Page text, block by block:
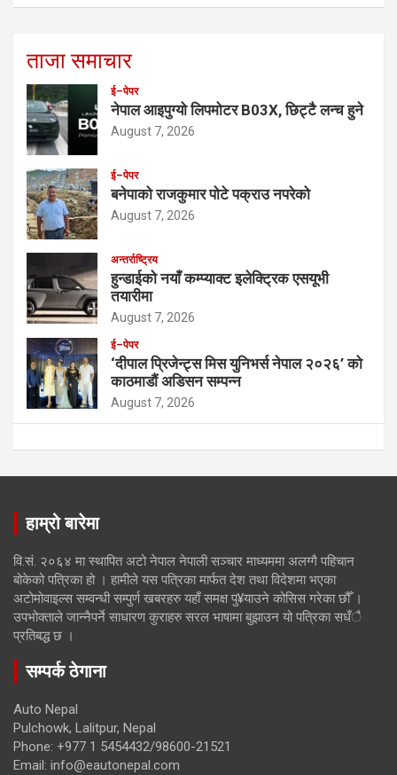
ताजा समाचार
ई–पेपर
नेपाल आइपुग्यो लिपमोटर B03X, छिट्टै लन्च हुने
August 7, 2026
ई–पेपर
बनेपाको राजकुमार पोटे पक्राउ नपरेको
August 7, 2026
अन्तर्राष्ट्रिय
हुन्डाईको नयाँ कम्प्याक्ट इलेक्ट्रिक एसयूभी
तयारीमा
August 7, 2026
ई–पेपर
‘दीपाल प्रिजेन्ट्स मिस युनिभर्स नेपाल २०२६’ को
काठमाडौं अडिसन सम्पन्न
August 7, 2026
हाम्रो बारेमा
वि.सं. २०६४ मा स्थापित अटो नेपाल नेपाली सञ्चार माध्यममा अलग्गै पहिचान
बोकेको पत्रिका हो । हामीले यस पत्रिका मार्फत देश तथा विदेशमा भएका
अटोमोवाइल्स सम्वन्धी सम्पुर्ण खबरहरु यहाँ समक्ष पु¥याउने कोसिस गरेका छौँ ।
उपभोक्ताले जान्नैपर्ने साधारण कुराहरु सरल भाषामा बुझाउन यो पत्रिका सधँै
प्रतिबद्ध छ ।
सम्पर्क ठेगाना
Auto Nepal
Pulchowk, Lalitpur, Nepal
Phone: +977 1 5454432/98600-21521
Email: info@eautonepal.com